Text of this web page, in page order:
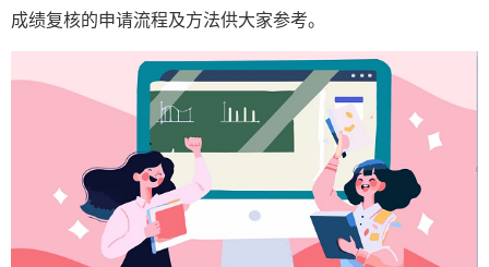
成绩复核的申请流程及方法供大家参考。